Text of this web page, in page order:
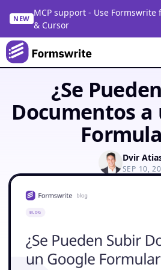
NEW
MCP support - Use Formswrite
& Cursor
¿Se
Documentos a
Dvir
SEP 10,